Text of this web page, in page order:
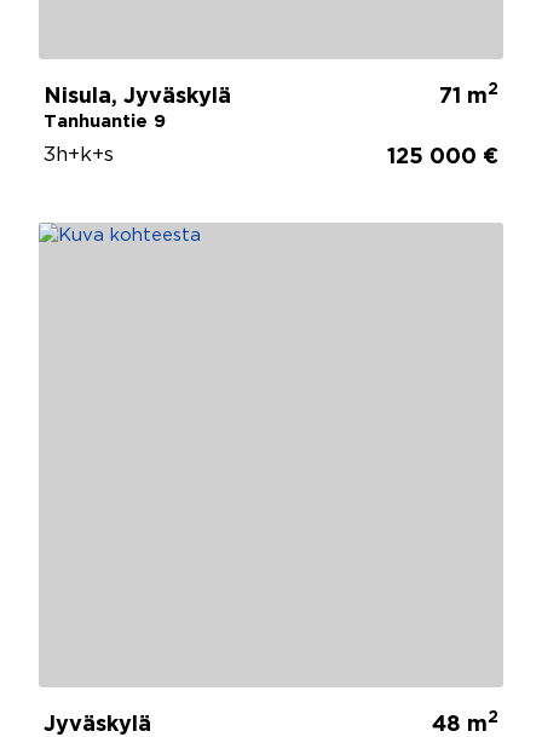
Nisula, Jyväskylä
Tanhuantie 9
71 m2
3h+k+s 125 000 €
Jyväskylä 48 m2